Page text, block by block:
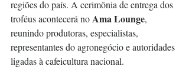
regiões do país. A cerimônia de entrega dos
troféus acontecerá no Ama Lounge,
reunindo produtoras, especialistas,
representantes do agronegócio e autoridades
ligadas à cafeicultura nacional.